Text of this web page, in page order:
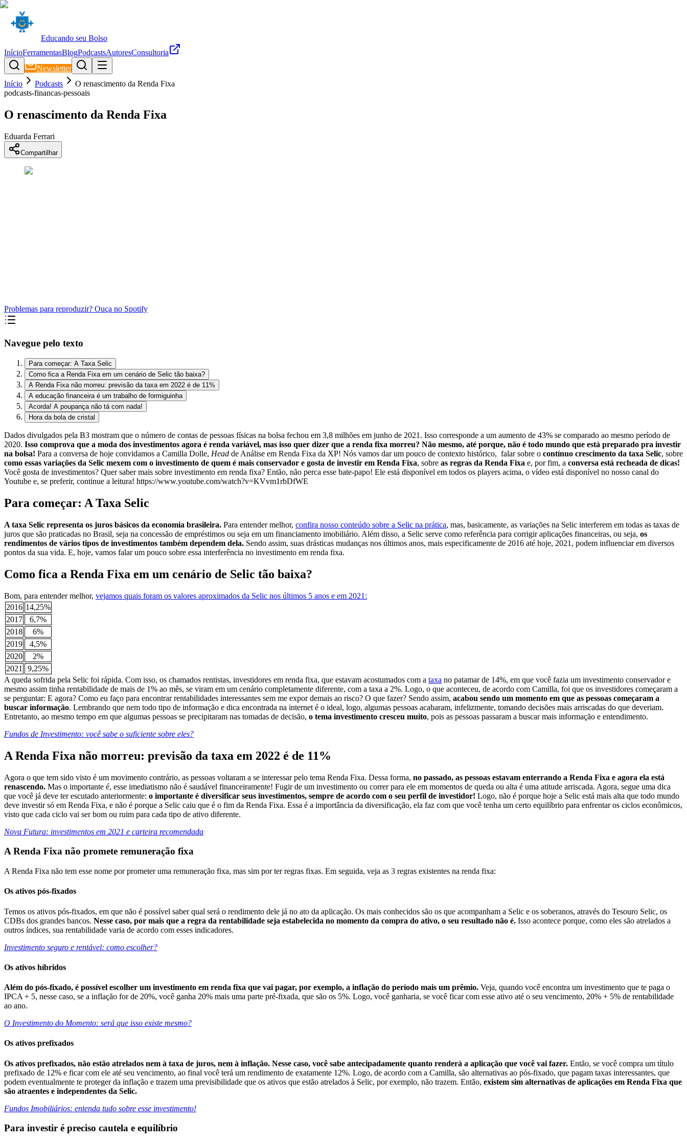
Educando seu Bolso
InícioFerramentasBlogPodcastsAutoresConsultoria
Newsletter
Início
Podcasts
O renascimento da Renda Fixa
podcasts-financas-pessoais
O renascimento da Renda Fixa
Eduarda Ferrari
Compartilhar
Problemas para reproduzir? Ouça no Spotify
Navegue pelo texto
Para começar: A Taxa Selic
Como fica a Renda Fixa em um cenário de Selic tão baixa?
A Renda Fixa não morreu: previsão da taxa em 2022 é de 11%
A educação financeira é um trabalho de formiguinha
Acorda! A poupança não tá com nada!
Hora da bola de cristal
Dados divulgados pela B3 mostram que o número de contas de pessoas físicas na bolsa fechou em 3,8 milhões em junho de 2021. Isso corresponde a um aumento de 43% se comparado ao mesmo período de
2020. Isso comprova que a moda dos investimentos agora é renda variável, mas isso quer dizer que a renda fixa morreu? Não mesmo, até porque, não é todo mundo que está preparado pra investir
na bolsa! Para a conversa de hoje convidamos a Camilla Dolle, Head de Análise em Renda Fixa da XP! Nós vamos dar um pouco de contexto histórico, falar sobre o contínuo crescimento da taxa Selic, sobre
como essas variações da Selic mexem com o investimento de quem é mais conservador e gosta de investir em Renda Fixa, sobre as regras da Renda Fixa e, por fim, a conversa está recheada de dicas!
Você gosta de investimentos? Quer saber mais sobre investimento em renda fixa? Então, não perca esse bate-papo! Ele está disponível em todos os players acima, o vídeo está disponível no nosso canal do
Youtube e, se preferir, continue a leitura! https://www.youtube.com/watch?v=KVvm1rbDfWE
Para começar: A Taxa Selic
A taxa Selic representa os juros básicos da economia brasileira. Para entender melhor, confira nosso conteúdo sobre a Selic na prática, mas, basicamente, as variações na Selic interferem em todas as taxas de
juros que são praticadas no Brasil, seja na concessão de empréstimos ou seja em um financiamento imobiliário. Além disso, a Selic serve como referência para corrigir aplicações financeiras, ou seja, os
rendimentos de vários tipos de investimentos também dependem dela. Sendo assim, suas drásticas mudanças nos últimos anos, mais especificamente de 2016 até hoje, 2021, podem influenciar em diversos
pontos da sua vida. E, hoje, vamos falar um pouco sobre essa interferência no investimento em renda fixa.
Como fica a Renda Fixa em um cenário de Selic tão baixa?
Bom, para entender melhor, vejamos quais foram os valores aproximados da Selic nos últimos 5 anos e em 2021:
2016 14,25%
2017
6,7%
2018
6%
2019
4,5%
2020
2%
2021
9,25%
A queda sofrida pela Selic foi rápida. Com isso, os chamados rentistas, investidores em renda fixa, que estavam acostumados com a taxa no patamar de 14%, em que você fazia um investimento conservador e
mesmo assim tinha rentabilidade de mais de 1% ao mês, se viram em um cenário completamente diferente, com a taxa a 2%. Logo, o que aconteceu, de acordo com Camilla, foi que os investidores começaram a
se perguntar: E agora? Como eu faço para encontrar rentabilidades interessantes sem me expor demais ao risco? O que fazer? Sendo assim, acabou sendo um momento em que as pessoas começaram a
buscar informação. Lembrando que nem todo tipo de informação e dica encontrada na internet é o ideal, logo, algumas pessoas acabaram, infelizmente, tomando decisões mais arriscadas do que deveriam.
Entretanto, ao mesmo tempo em que algumas pessoas se precipitaram nas tomadas de decisão, o tema investimento cresceu muito, pois as pessoas passaram a buscar mais informação e entendimento.
Fundos de Investimento: você sabe o suficiente sobre eles?
A Renda Fixa não morreu: previsão da taxa em 2022 é de 11%
Agora o que tem sido visto é um movimento contrário, as pessoas voltaram a se interessar pelo tema Renda Fixa. Dessa forma, no passado, as pessoas estavam enterrando a Renda Fixa e agora ela está
renascendo. Mas o importante é, esse imediatismo não é saudável financeiramente! Fugir de um investimento ou correr para ele em momentos de queda ou alta é uma atitude arriscada. Agora, segue uma dica
que você já deve ter escutado anteriormente: o importante é diversificar seus investimentos, sempre de acordo com o seu perfil de investidor! Logo, não é porque hoje a Selic está mais alta que todo mundo
deve investir só em Renda Fixa, e não é porque a Selic caiu que é o fim da Renda Fixa. Essa é a importância da diversificação, ela faz com que você tenha um certo equilíbrio para enfrentar os ciclos econômicos,
visto que cada ciclo vai ser bom ou ruim para cada tipo de ativo diferente.
Nova Futura: investimentos em 2021 e carteira recomendada
A Renda Fixa não promete remuneração fixa
A Renda Fixa não tem esse nome por prometer uma remuneração fixa, mas sim por ter regras fixas. Em seguida, veja as 3 regras existentes na renda fixa:
Os ativos pós-fixados
Temos os ativos pós-fixados, em que não é possível saber qual será o rendimento dele já no ato da aplicação. Os mais conhecidos são os que acompanham a Selic e os soberanos, através do Tesouro Selic, os
CDBs dos grandes bancos. Nesse caso, por mais que a regra da rentabilidade seja estabelecida no momento da compra do ativo, o seu resultado não é. Isso acontece porque, como eles são atrelados a
outros índices, sua rentabilidade varia de acordo com esses indicadores.
Investimento seguro e rentável: como escolher?
Os ativos híbridos
Além do pós-fixado, é possível escolher um investimento em renda fixa que vai pagar, por exemplo, a inflação do período mais um prêmio. Veja, quando você encontra um investimento que te paga o
IPCA + 5, nesse caso, se a inflação for de 20%, você ganha 20% mais uma parte pré-fixada, que são os 5%. Logo, você ganharia, se você ficar com esse ativo até o seu vencimento, 20% + 5% de rentabilidade
ao ano.
O Investimento do Momento: será que isso existe mesmo?
Os ativos prefixados
Os ativos prefixados, não estão atrelados nem à taxa de juros, nem à inflação. Nesse caso, você sabe antecipadamente quanto renderá a aplicação que você vai fazer. Então, se você compra um título
prefixado de 12% e ficar com ele até seu vencimento, ao final você terá um rendimento de exatamente 12%. Logo, de acordo com a Camilla, são alternativas ao pós-fixado, que pagam taxas interessantes, que
podem eventualmente te proteger da inflação e trazem uma previsibilidade que os ativos que estão atrelados à Selic, por exemplo, não trazem. Então, existem sim alternativas de aplicações em Renda Fixa que
são atraentes e independentes da Selic.
Fundos Imobiliários: entenda tudo sobre esse investimento!
Para investir é preciso cautela e equilíbrio